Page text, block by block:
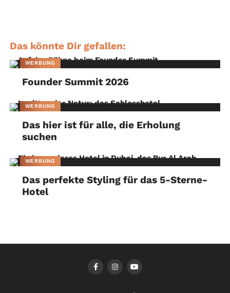
Das könnte Dir gefallen:
WERBUNG
Founder Summit 2026
WERBUNG
Das hier ist für alle, die Erholung
suchen
WERBUNG
Das perfekte Styling für das 5-Sterne-
Hotel